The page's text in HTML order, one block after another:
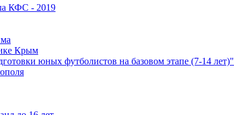
КФС - 2019
Крым
юных футболистов на базовом этапе (7-14 лет)"